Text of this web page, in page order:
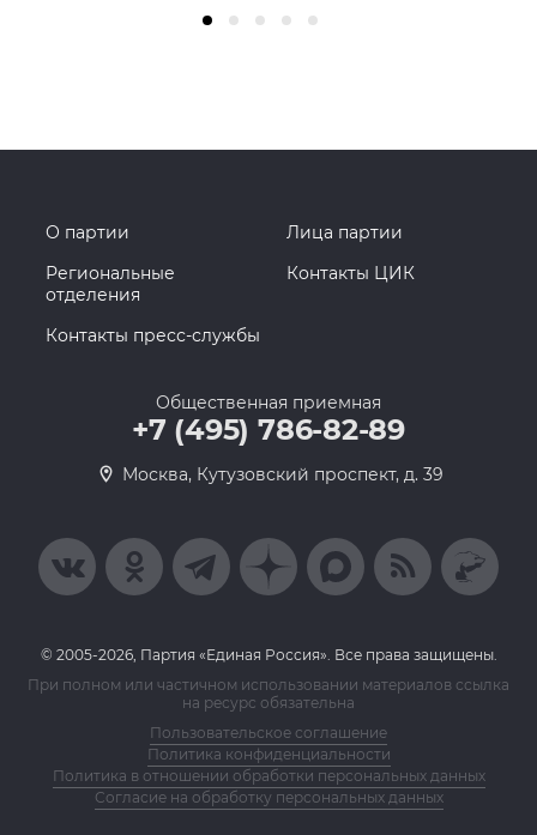
О партии
Лица партии
Региональные
отделения
Контакты ЦИК
Контакты пресс-службы
Общественная приемная
+7 (495) 786-82-89
Москва, Кутузовский проспект, д. 39
© 2005-2026, Партия «Единая Россия». Все права защищены.
При полном или частичном использовании материалов ссылка
на ресурс обязательна
Пользовательское соглашение
Политика конфиденциальности
Политика в отношении обработки персональных данных
Согласие на обработку персональных данных